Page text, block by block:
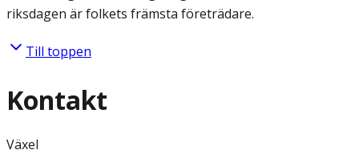
riksdagen är folkets främsta företrädare.
Till toppen
Kontakt
Växel